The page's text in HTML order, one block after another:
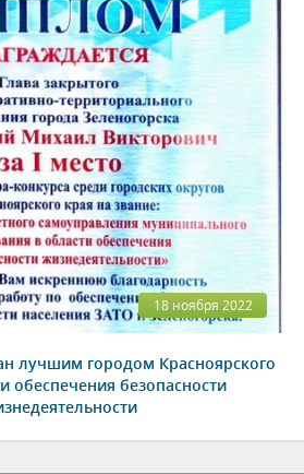
18 ноября 2022
лучшим городом Красноярского
обеспечения безопасности